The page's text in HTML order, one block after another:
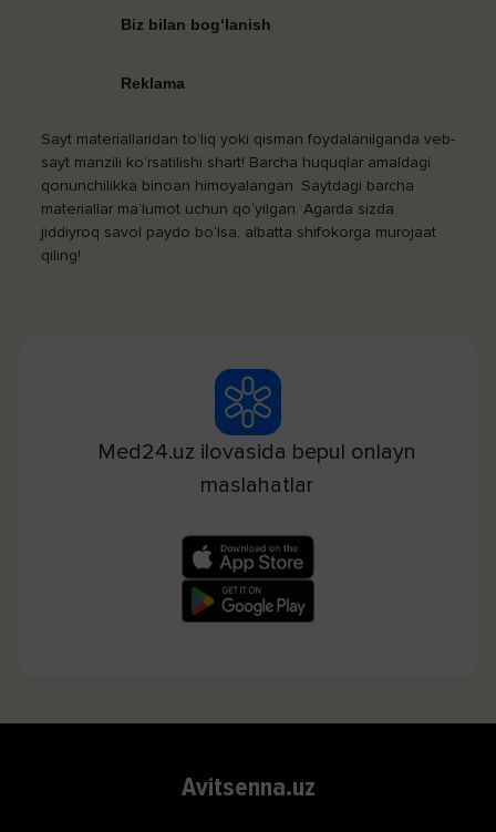
Biz bilan bog‘lanish
Reklama
Sayt materiallaridan to‘liq yoki qisman foydalanilganda veb-
sayt manzili ko‘rsatilishi shart! Barcha huquqlar amaldagi
qonunchilikka binoan himoyalangan. Saytdagi barcha
materiallar ma’lumot uchun qo‘yilgan. Agarda sizda
jiddiyroq savol paydo bo‘lsa, albatta shifokorga murojaat
qiling!
Med24.uz ilovasida bepul onlayn
maslahatlar
Avitsenna.uz